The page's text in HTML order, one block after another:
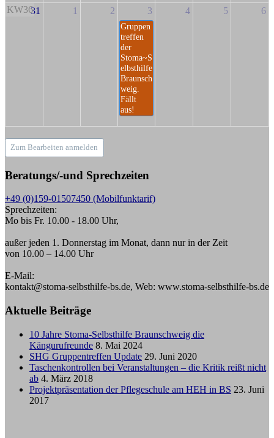
KW3631 1 2 3
Gruppen
treffen
der
Stoma~S
elbsthilfe
Braunsch
weig.
Fällt
aus!
4 5 6
Zum Bearbeiten anmelden
Beratungs/-und Sprechzeiten
+49 (0)159-01507450 (Mobilfunktarif)
Sprechzeiten:
Mo bis Fr. 10.00 - 18.00 Uhr,
außer jeden 1. Donnerstag im Monat, dann nur in der Zeit
von 10.00 – 14.00 Uhr
E-Mail:
kontakt@stoma-selbsthilfe-bs.de, Web: www.stoma-selbsthilfe-bs.de
Aktuelle Beiträge
10 Jahre Stoma-Selbsthilfe Braunschweig die
Kängurufreunde 8. Mai 2024
SHG Gruppentreffen Update 29. Juni 2020
Taschenkontrollen bei Veranstaltungen – die Kritik reißt nicht
ab 4. März 2018
Projektpräsentation der Pflegeschule am HEH in BS 23. Juni
2017